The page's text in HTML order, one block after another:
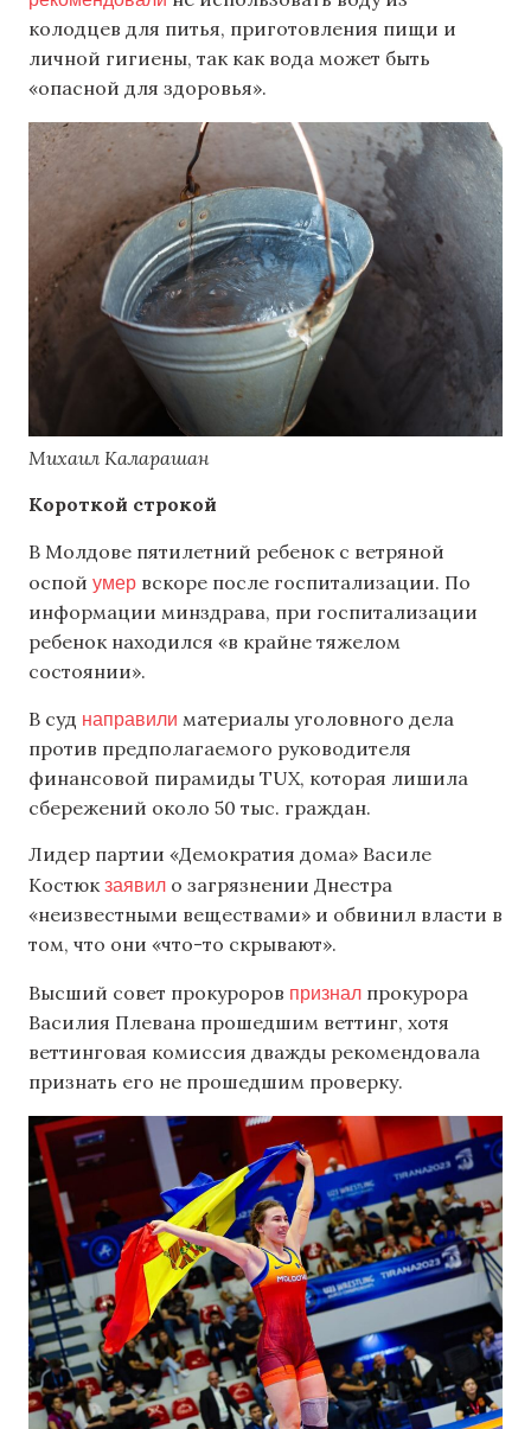
колодцев для питья, приготовления пищи и
личной гигиены, так как вода может быть
«опасной для здоровья».
Михаил Каларашан
Короткой строкой
В Молдове пятилетний ребенок с ветряной
оспой умер вскоре после госпитализации. По
информации минздрава, при госпитализации
ребенок находился «в крайне тяжелом
состоянии».
В суд направили материалы уголовного дела
против предполагаемого руководителя
финансовой пирамиды TUX, которая лишила
сбережений около 50 тыс. граждан.
Лидер партии «Демократия дома» Василе
Костюкзаявил о загрязнении Днестра
«неизвестными веществами» и обвинил власти в
том, что они «что-то скрывают».
Высший совет прокуроров признал прокурора
Василия Плевана прошедшим веттинг, хотя
веттинговая комиссия дважды рекомендовала
признать его не прошедшим проверку.